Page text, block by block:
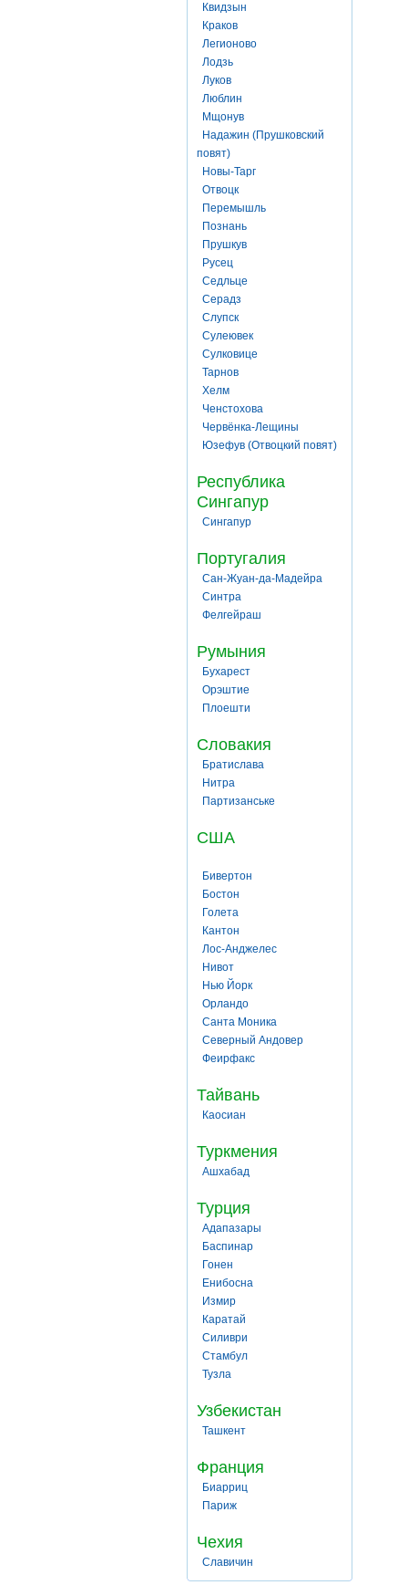
Квидзын
Краков
Легионово
Лодзь
Луков
Люблин
Мщонув
Надажин (Прушковский
повят)
Новы-Тарг
Отвоцк
Перемышль
Познань
Прушкув
Русец
Седльце
Серадз
Слупск
Сулеювек
Сулковице
Тарнов
Хелм
Ченстохова
Червёнка-Лещины
Юзефув (Отвоцкий повят)
Республика
Сингапур
Сингапур
Португалия
Сан-Жуан-да-Мадейра
Синтра
Фелгейраш
Румыния
Бухарест
Орэштие
Плоешти
Словакия
Братислава
Нитра
Партизанське
США
Бивертон
Бостон
Голета
Кантон
Лос-Анджелес
Нивот
Нью Йорк
Орландо
Санта Моника
Северный Андовер
Феирфакс
Тайвань
Каосиан
Туркмения
Ашхабад
Турция
Адапазары
Баспинар
Гонен
Енибосна
Измир
Каратай
Силиври
Стамбул
Тузла
Узбекистан
Ташкент
Франция
Биарриц
Париж
Чехия
Славичин